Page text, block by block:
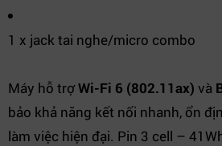
1 x jack tai nghe/micro combo
Máy hỗ trợWi-Fi 6 (802.11ax) và
bảo khả năng kết nối nhanh, ổn
làm việc hiện đại. Pin 3 cell –